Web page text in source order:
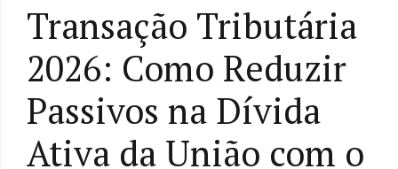
Transação Tributária
2026: Como Reduzir
Passivos na Dívida
Ativa da União com o